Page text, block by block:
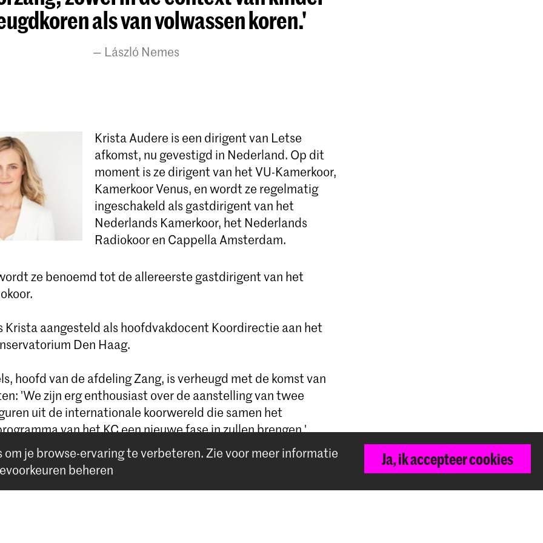
als van volwassen koren.'
László Nemes
Krista Audere is een dirigent van Letse
afkomst, nu gevestigd in Nederland. Op dit
moment is ze dirigent van het VU-Kamerkoor,
Kamerkoor Venus, en wordt ze regelmatig
ingeschakeld als gastdirigent van het
Nederlands Kamerkoor, het Nederlands
Radiokoor en Cappella Amsterdam.
ze benoemd tot de allereerste gastdirigent van het
Krista aangesteld als hoofdvakdocent Koordirectie aan het
Den Haag.
hoofd van de afdeling Zang, is verheugd met de komst van
'We zijn erg enthousiast over de aanstelling van twee
uit de internationale koorwereld die samen het
van het KC een nieuwe fase in zullen brengen.'
je browse-ervaring te verbeteren.Zie voor meer informatie
beheren
Ja, ik accepteer cookies